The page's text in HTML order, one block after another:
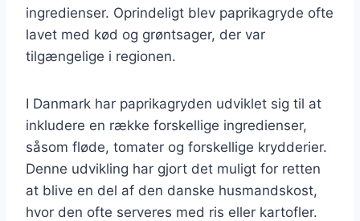
ingredienser. Oprindeligt blev paprikagryde ofte
lavet med kød og grøntsager, der var
tilgængelige i regionen.
I Danmark har paprikagryden udviklet sig til at
inkludere en række forskellige ingredienser,
såsom fløde, tomater og forskellige krydderier.
Denne udvikling har gjort det muligt for retten
at blive en del af den danske husmandskost,
hvor den ofte serveres med ris eller kartofler.